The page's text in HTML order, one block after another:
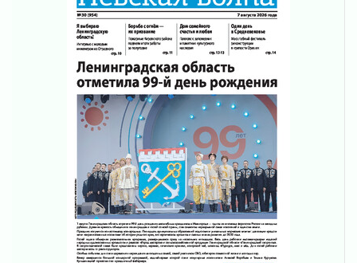
Ленобласть повышает производительность
труда в ЖКХ
03 августа 2026
Поддержка волонтерских объединений
03 августа 2026
Ладожский мост полностью закроют на два
Музеи Ленобласти обновляют пространства
03 августа 2026
Новая площадка: 2027
03 августа 2026
Часть медиков в Ленобласти сможет
рассчитывать на доплату от региона